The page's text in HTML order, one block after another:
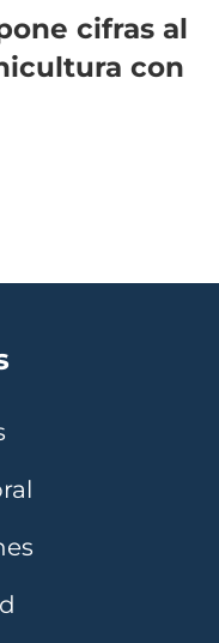
cifras al
con